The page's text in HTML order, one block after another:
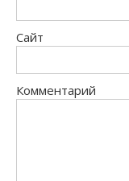
Сайт
Комментарий